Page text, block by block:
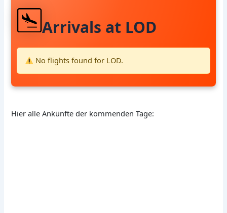
Arrivals at LOD
No flights found for LOD.
Hier alle Ankünfte der kommenden Tage: